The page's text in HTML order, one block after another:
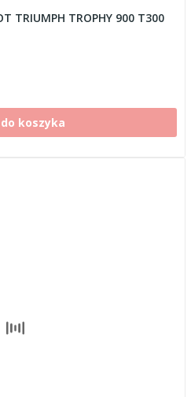
TRIUMPH TROPHY 900 T300
koszyka